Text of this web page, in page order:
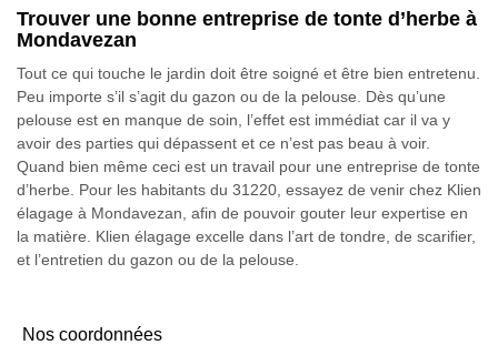
Trouver une bonne entreprise de tonte d’herbe à
Mondavezan
Tout ce qui touche le jardin doit être soigné et être bien entretenu.
Peu importe s’il s’agit du gazon ou de la pelouse. Dès qu’une
pelouse est en manque de soin, l’effet est immédiat car il va y
avoir des parties qui dépassent et ce n’est pas beau à voir.
Quand bien même ceci est un travail pour une entreprise de tonte
d’herbe. Pour les habitants du 31220, essayez de venir chez Klien
élagage à Mondavezan, afin de pouvoir gouter leur expertise en
la matière. Klien élagage excelle dans l’art de tondre, de scarifier,
et l’entretien du gazon ou de la pelouse.
Nos coordonnées